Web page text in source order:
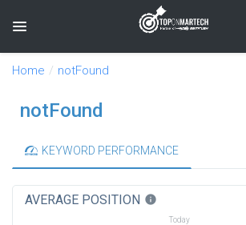
Toggle navigation
Home notFound
notFound
KEYWORD PERFORMANCE
AVERAGE POSITION info
Today